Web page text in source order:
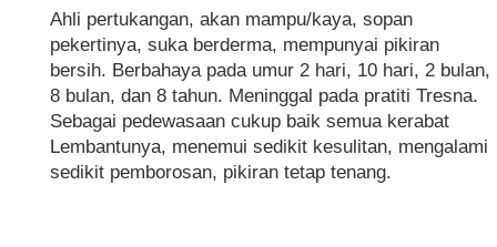
Ahli pertukangan, akan mampu/kaya, sopan
pekertinya, suka berderma, mempunyai pikiran
bersih. Berbahaya pada umur 2 hari, 10 hari, 2 bulan,
8 bulan, dan 8 tahun. Meninggal pada pratiti Tresna.
Sebagai pedewasaan cukup baik semua kerabat
Lembantunya, menemui sedikit kesulitan, mengalami
sedikit pemborosan, pikiran tetap tenang.